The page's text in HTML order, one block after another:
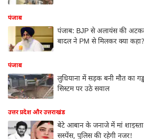
पंजाब
पंजाब: BJP से अलायंस की
बादल ने PM से मिलकर क्या कहा?
पंजाब
लुधियाना में सड़क बनी मौत का
सिस्टम पर उठे सवाल
उत्तर प्रदेश और उत्तराखंड
बेटे आबान के जनाजे में मां
सस्पेंस, पुलिस की रहेगी नजर!